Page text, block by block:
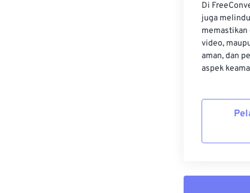
Di
juga
memastikan
video,
aman, dan
aspek